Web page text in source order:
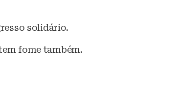
solidário.
fome também.